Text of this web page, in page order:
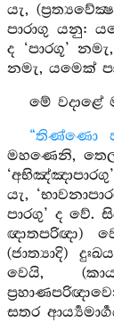
යැ,
පාරාගු යනු:
ද ‘පාරගූ’
නමැ, යමෙක්
මේ
“තිණ්ණො
මහණෙනි,
යැ,
පාරගු’ ද වේ.
ඥාතපරිඥා)
(ජාත්‍යාදි)
වෙයි,
සතර